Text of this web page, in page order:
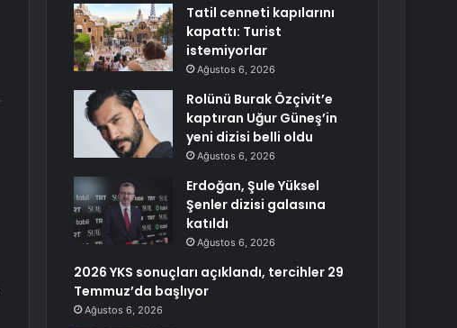
Tatil cenneti kapılarını
kapattı: Turist
istemiyorlar
Ağustos 6, 2026
Rolünü Burak Özçivit’e
kaptıran Uğur Güneş’in
yeni dizisi belli oldu
Ağustos 6, 2026
Erdoğan, Şule Yüksel
Şenler dizisi galasına
katıldı
Ağustos 6, 2026
2026 YKS sonuçları açıklandı, tercihler 29
Temmuz’da başlıyor
Ağustos 6, 2026